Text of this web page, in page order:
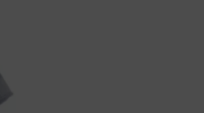
Pumps
Lowa